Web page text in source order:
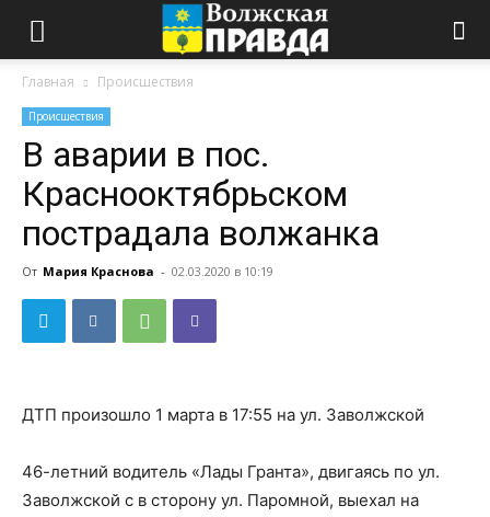
Главная Происшествия
Происшествия
В аварии в пос.
Краснооктябрьском
пострадала волжанка
От Мария Краснова - 02.03.2020 в 10:19
ДТП произошло 1 марта в 17:55 на ул. Заволжской
46-летний водитель «Лады Гранта», двигаясь по ул.
Заволжской с в сторону ул. Паромной, выехал на